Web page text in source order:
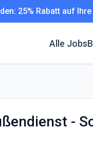
25% Rabatt auf
Alle Jobs
-